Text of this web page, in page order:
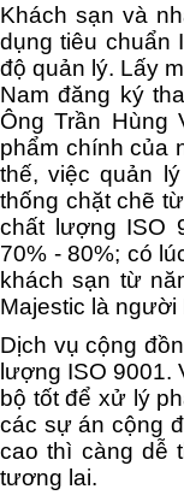
Khách sạn và
dụng tiêu chuẩn
độ quản lý. Lấy
Nam đăng ký
Ông Trần Hùng
phẩm chính của
thế, việc quản
thống chặt chẽ
chất lượng ISO
70% - 80%; có
khách sạn từ
Majestic là
Dịch vụ cộng
lượng ISO 9001.
bộ tốt để xử lý
các sự án cộng
cao thì càng dễ
tương lai.